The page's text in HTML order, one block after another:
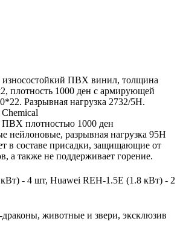
износостойкий ПВХ винил, толщина
плотность 1000 ден с армирующей
Разрывная нагрузка 2732/5Н.
ПВХ плотностью 1000 ден
нейлоновые, разрывная нагрузка 95Н
в составе присадки, защищающие от
а также не поддерживает горение.
- 4 шт, Huawei REH-1.5E (1.8 кВт) - 2
животные и звери, эксклюзив